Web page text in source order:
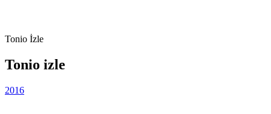
Tonio İzle
Tonio izle
2016